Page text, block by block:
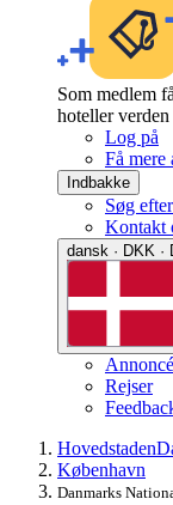
Som medlem
hoteller
Log på
Få mere
Indbakke
Søg
Kontakt
dansk · DKK ·
Rejser
Hovedstaden
København
Danmarks